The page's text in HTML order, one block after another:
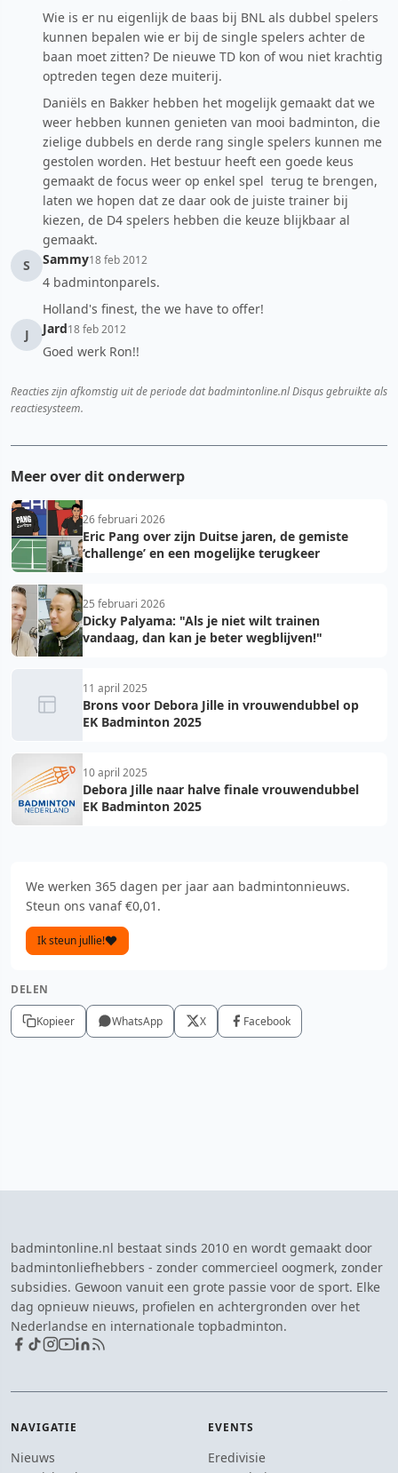
Wie is er nu eigenlijk de baas bij BNL als dubbel spelers
kunnen bepalen wie er bij de single spelers achter de
baan moet zitten? De nieuwe TD kon of wou niet krachtig
optreden tegen deze muiterij.
Daniëls en Bakker hebben het mogelijk gemaakt dat we
weer hebben kunnen genieten van mooi badminton, die
zielige dubbels en derde rang single spelers kunnen me
gestolen worden. Het bestuur heeft een goede keus
gemaakt de focus weer op enkel spel terug te brengen,
laten we hopen dat ze daar ook de juiste trainer bij
kiezen, de D4 spelers hebben die keuze blijkbaar al
gemaakt.
S
Sammy18 feb 2012
4 badmintonparels.
Holland's finest, the we have to offer!
J
Jard18 feb 2012
Goed werk Ron!!
Reacties zijn afkomstig uit de periode dat badmintonline.nl Disqus gebruikte als
reactiesysteem.
Meer over dit onderwerp
26 februari 2026
Eric Pang over zijn Duitse jaren, de gemiste
‘challenge’ en een mogelijke terugkeer
25 februari 2026
Dicky Palyama: "Als je niet wilt trainen
vandaag, dan kan je beter wegblijven!"
11 april 2025
Brons voor Debora Jille in vrouwendubbel op
EK Badminton 2025
10 april 2025
Debora Jille naar halve finale vrouwendubbel
EK Badminton 2025
We werken 365 dagen per jaar aan badmintonnieuws.
Steun ons vanaf €0,01.
Ik steun jullie!
DELEN
Kopieer WhatsApp X Facebook
badmintonline.nl bestaat sinds 2010 en wordt gemaakt door
badmintonliefhebbers - zonder commercieel oogmerk, zonder
subsidies. Gewoon vanuit een grote passie voor de sport. Elke
dag opnieuw nieuws, profielen en achtergronden over het
Nederlandse en internationale topbadminton.
NAVIGATIE
Nieuws
EVENTS
Eredivisie